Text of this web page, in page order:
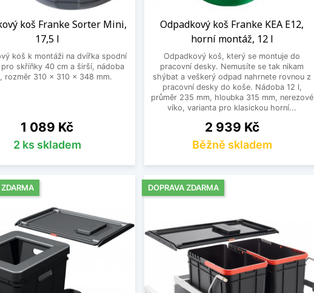
koš Franke Sorter Mini,
17,5 l
koš k montáži na dvířka spodní
skříňky 40 cm a širší, nádoba
rozměr 310 x 310 x 348 mm.
Cena
1 089 Kč
2 ks skladem
Odpadkový koš Franke KEA E12,
horní montáž, 12 l
Odpadkový koš, který se montuje do
pracovní desky. Nemusíte se tak nikam
shýbat a veškerý odpad nahrnete rovnou z
pracovní desky do koše. Nádoba 12 l,
průměr 235 mm, hloubka 315 mm, nerezové
víko, varianta pro klasickou horní...
Cena
2 939 Kč
Běžně skladem
ZDARMA DOPRAVA ZDARMA